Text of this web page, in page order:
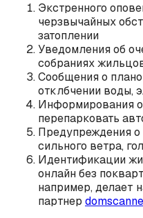
Экстренного
черзвычайных
затоплении
Уведомления об
собраниях
Сообщения о
отклбчении воды,
Информирования о
перепарковать
Предупреждения о
сильного ветра,
Идентификации
онлайн без
например, делает
партнер